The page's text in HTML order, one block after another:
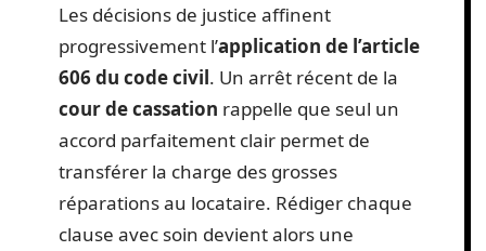
Les décisions de justice affinent
progressivement l’application de l’article
606 du code civil. Un arrêt récent de la
cour de cassation rappelle que seul un
accord parfaitement clair permet de
transférer la charge des grosses
réparations au locataire. Rédiger chaque
clause avec soin devient alors une